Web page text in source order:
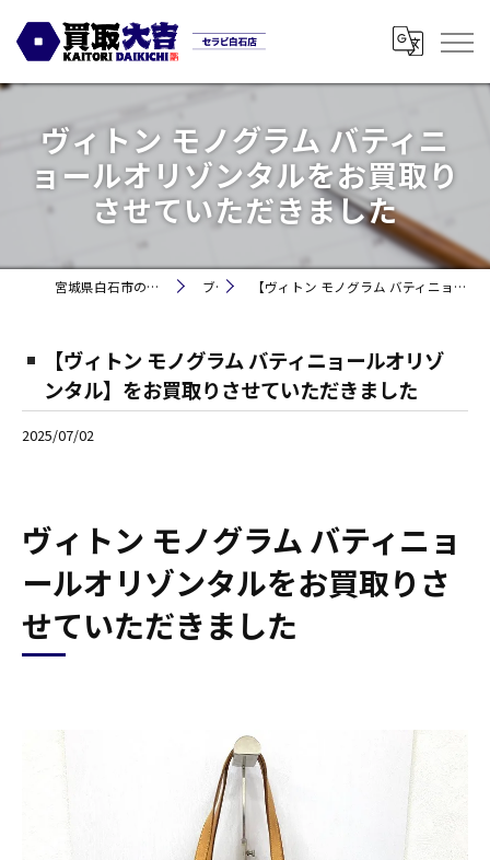
ヴィトン モノグラム バティニ
ョールオリゾンタルをお買取り
させていただきました
宮城県白石市の買取なら買取大吉セラビ白石店 ブログ 【ヴィトン モノグラム バティニョールオリゾンタル】をお買取りさせていただきました
【ヴィトン モノグラム バティニョールオリゾ
ンタル】をお買取りさせていただきました
2025/07/02
ヴィトン モノグラム バティニョ
ールオリゾンタルをお買取りさ
せていただきました